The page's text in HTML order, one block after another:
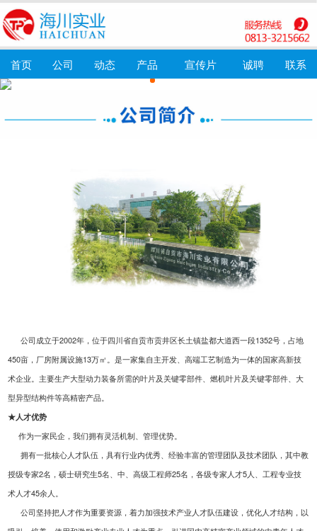
首页 公司 动态 产品 宣传片 诚聘 联系
公司成立于2002年，位于四川省自贡市贡井区长土镇盐都大道西一段1352号，占地
450亩，厂房附属设施13万㎡。是一家集自主开发、高端工艺制造为一体的国家高新技
术企业。主要生产大型动力装备所需的叶片及关键零部件、燃机叶片及关键零部件、大
型异型结构件等高精密产品。
★人才优势
作为一家民企，我们拥有灵活机制、管理优势。
拥有一批核心人才队伍，具有行业内优秀、经验丰富的管理团队及技术团队，其中教
授级专家2名，硕士研究生5名、中、高级工程师25名，各级专家人才5人、工程专业技
术人才45余人。
公司坚持把人才作为重要资源，着力加强技术产业人才队伍建设，优化人才结构，以